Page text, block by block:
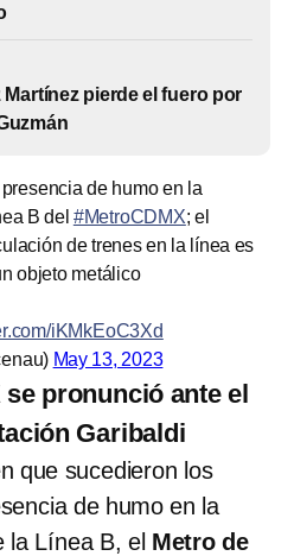
Martínez pierde el fuero por
presencia de humo en la
B del #MetroCDMX; el
de trenes en la línea es
objeto metálico
iKMkEoC3Xd
May 13, 2023
se pronunció ante el
Garibaldi
que sucedieron los
de humo en la
la Línea B, el Metro de